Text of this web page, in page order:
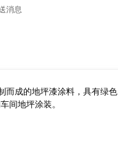
而成的地坪漆涂料，具有绿色
间地坪涂装。